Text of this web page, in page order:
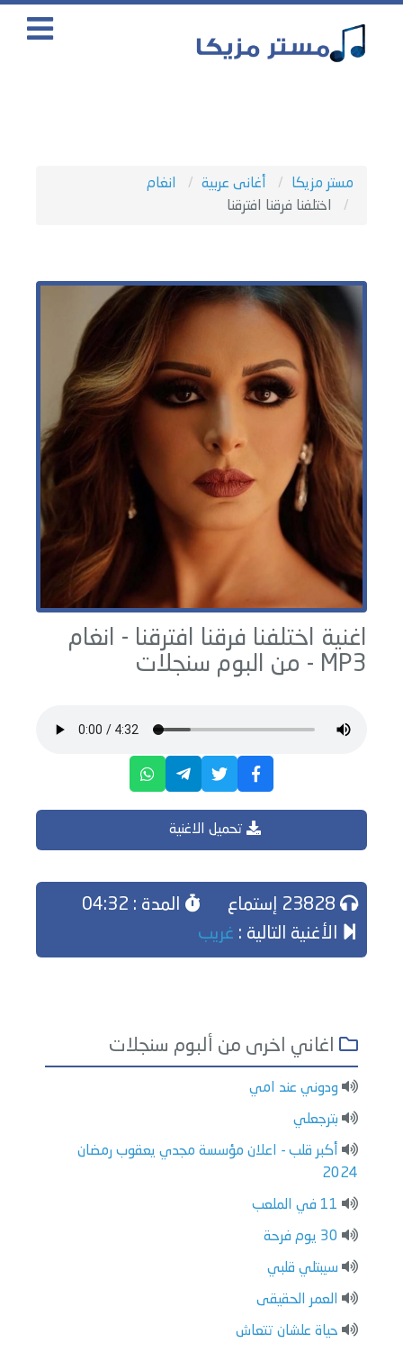
مستر مزيكا أغانى عربية
انغام
اختلفنا فرقنا افترقنا
اغنية اختلفنا فرقنا افترقنا -
انغام
MP3 - من البوم
سنجلات
تحميل الاغنية
المدة : 04:32
الأغنية التالية : غريب
اغاني اخرى من ألبوم سنجلات
ودوني عند امي
بترجعلي
أكبر قلب - اعلان مؤسسة مجدي يعقوب رمضان
2024
11 في الملعب
30 يوم فرحة
سيبتلي قلبي
العمر الحقيقى
حياة علشان تتعاش